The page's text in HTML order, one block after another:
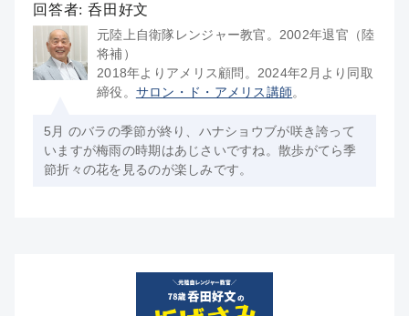
回答者: 呑田好文
元陸上自衛隊レンジャー教官。2002年退官（陸
将補）
2018年よりアメリス顧問。2024年2月より同取
締役。 サロン・ド・アメリス講師。
5月 のバラの季節が終り、ハナショウブが咲き誇って
いますが梅雨の時期はあじさいですね。散歩がてら季
節折々の花を見るのが楽しみです。